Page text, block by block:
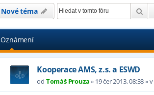
Nové téma
Oznámení
Kooperace AMS, z.s. a ESWD
od Tomáš Prouza» 19 čer 2013, 08:38» v